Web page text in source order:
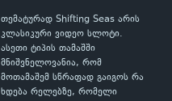
თემატურად Shifting Seas არის
კლასიკური ვიდეო სლოტი.
ასეთი ტიპის თამაშში
მნიშვნელოვანია, რომ
მოთამაშემ სწრაფად გაიგოს რა
ხდება რელებზე, რომელი